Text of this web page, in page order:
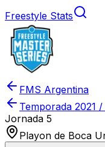
Freestyle Stats
FMS Argentina
Temporada 2021
Jornada 5
Playon de Boca